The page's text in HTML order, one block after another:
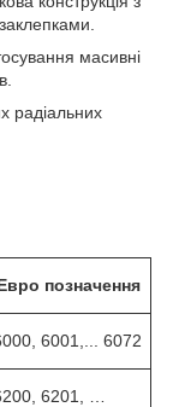
масивні
радіальних
позначення
6001,... 6072
6201, …